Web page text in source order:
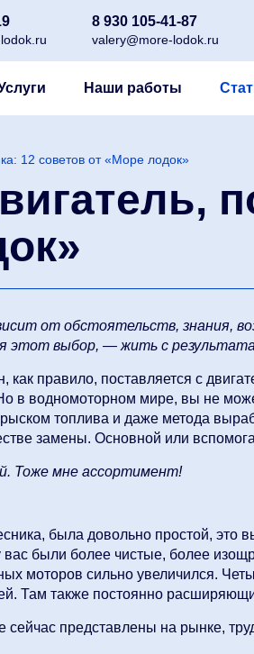
8 930 105-41-87
valery@more-lodok.ru
Наши работы
12 советов от «Море лодок»
от обстоятельств, знания,
этот выбор, — жить с
правило, поставляется с
в водномоторном мире, вы не
топлива и даже метода
замены. Основной или
Тоже мне ассортимент!
была довольно простой,
вас были более чистые, более
моторов сильно увеличился.
Там также постоянно
представлены на рынке,